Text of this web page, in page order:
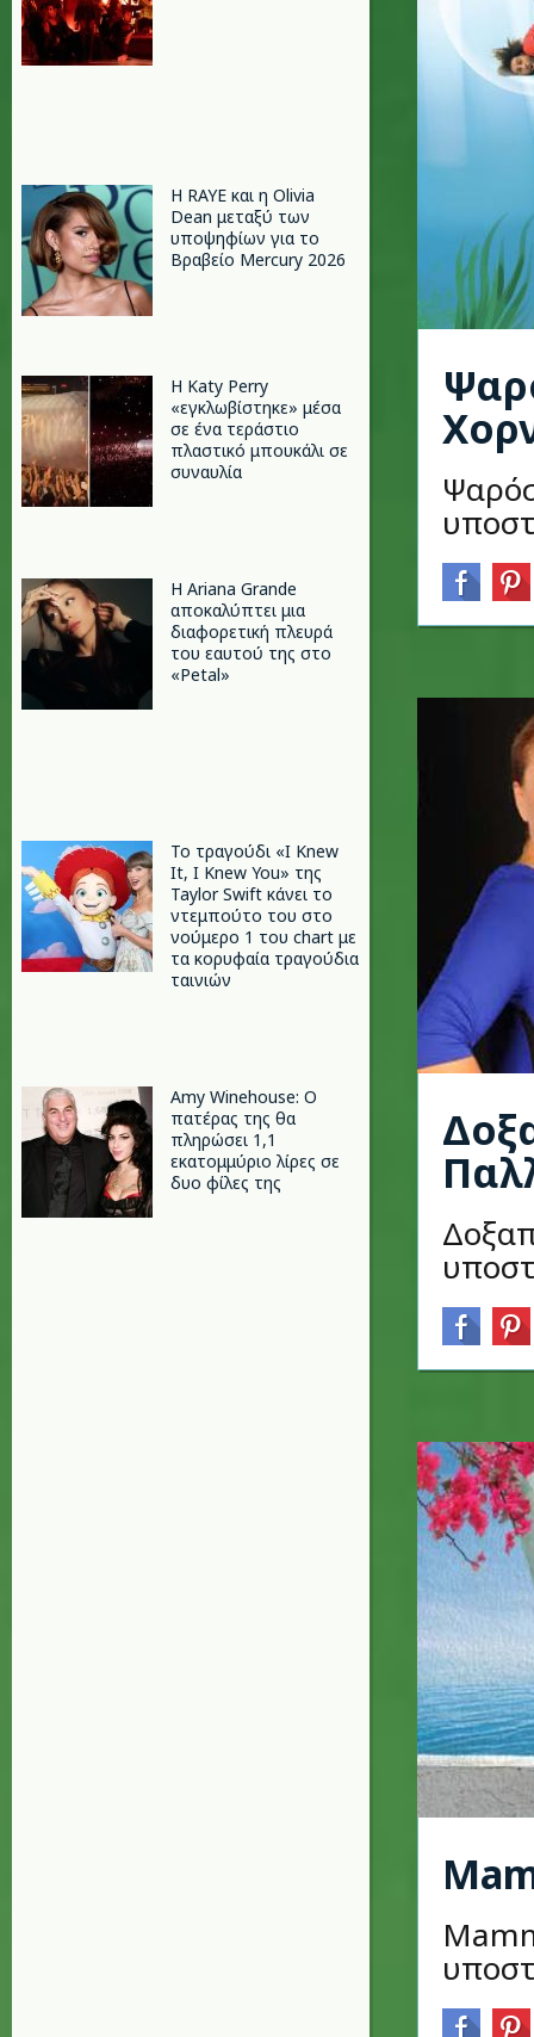
Η RAYE και η Olivia
Dean μεταξύ των
υποψηφίων για το
Βραβείο Mercury 2026
H Katy Perry
«εγκλωβίστηκε» μέσα
σε ένα τεράστιο
πλαστικό μπουκάλι σε
συναυλία
Η Ariana Grande
αποκαλύπτει μια
διαφορετική πλευρά
του εαυτού της στο
«Petal»
Το τραγούδι «I Knew
It, I Knew You» της
Taylor Swift κάνει το
ντεμπούτο του στο
νούμερο 1 του chart με
τα κορυφαία τραγούδια
ταινιών
Amy Winehouse: Ο
πατέρας της θα
πληρώσει 1,1
εκατομμύριο λίρες σε
δυο φίλες της